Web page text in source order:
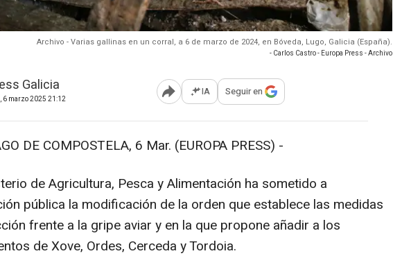
Archivo - Varias gallinas en un corral, a 6 de marzo de 2024, en Bóveda, Lugo, Galicia (España).
- Carlos Castro - Europa Press - Archivo
Galicia
6 marzo 2025 21:12 Abrir opciones para compartir
IA Seguir en
DE COMPOSTELA, 6 Mar. (EUROPA PRESS) -
de Agricultura, Pesca y Alimentación ha sometido a
pública la modificación de la orden que establece las medidas
frente a la gripe aviar y en la que propone añadir a los
de Xove, Ordes, Cerceda y Tordoia.